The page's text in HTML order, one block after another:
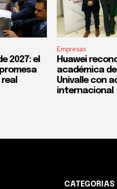
2027: el
Empresas
Huawei
académica
Univalle con
internacional
CATEGORIAS